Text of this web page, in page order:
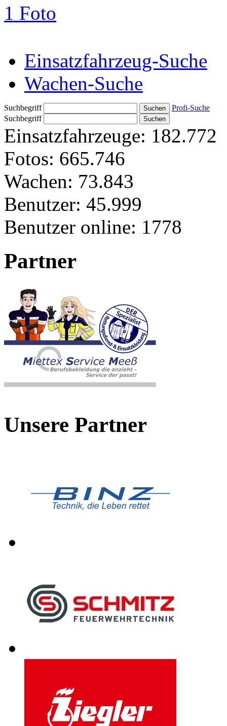
1 Foto
Einsatzfahrzeug-Suche
Wachen-Suche
Suchbegriff
Profi-Suche
Suchbegriff
Einsatzfahrzeuge: 182.772
Fotos: 665.746
Wachen: 73.843
Benutzer: 45.999
Benutzer online: 1778
Partner
Unsere Partner